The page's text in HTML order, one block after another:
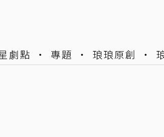
劇點 專題 琅琅原創